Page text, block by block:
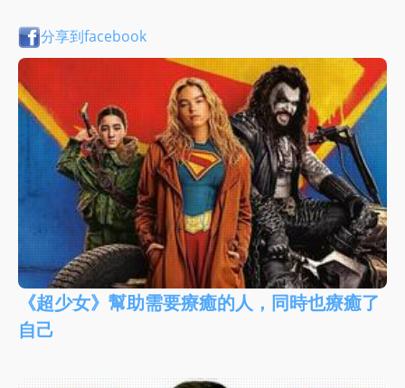
分享到facebook
《超少女》幫助需要療癒的人，同時也療癒了
自己